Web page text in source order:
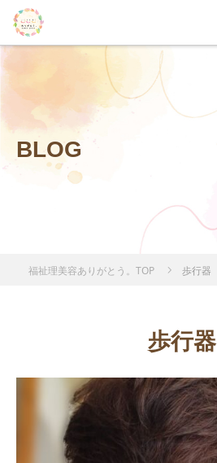
BLOG
福祉理美容ありがとう。TOP 歩行器
歩行器